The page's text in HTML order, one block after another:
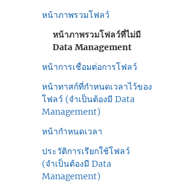
หน้าภาพรวมโฟลว์
หน้าภาพรวมโฟลว์ที่ไม่มี
Data Management
หน้าการเชื่อมต่อการโฟลว์
หน้าทาสก์ที่กำหนดเวลาไว้ของ
โฟลว์ (จำเป็นต้องมี Data
Management)
หน้ากำหนดเวลา
ประวัติการเรียกใช้โฟลว์
(จำเป็นต้องมี Data
Management)